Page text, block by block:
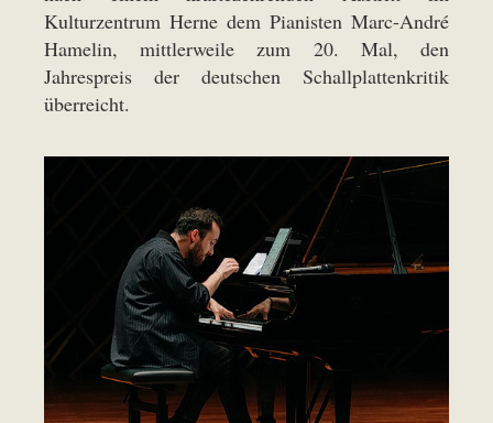
Kulturzentrum Herne dem Pianisten Marc-André
Hamelin, mittlerweile zum 20. Mal, den
Jahrespreis der deutschen Schallplattenkritik
überreicht.